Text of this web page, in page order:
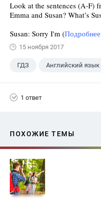
Look at the sentences (A-F)
Emma and Susan? What’s
Susan: Sorry I'm (
15 ноября 2017
ГДЗ Английский язык
1 ответ
ПОХОЖИЕ ТЕМЫ